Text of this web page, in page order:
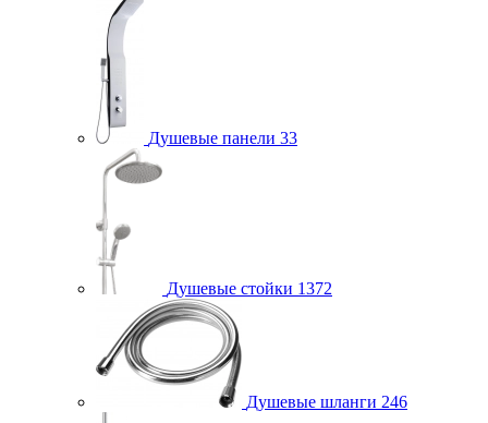
Душевые панели 33
Душевые стойки 1372
Душевые шланги 246